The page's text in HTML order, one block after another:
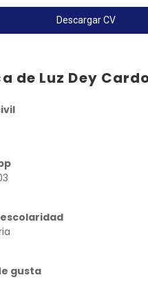
Descargar CV
de Luz Dey
gusta